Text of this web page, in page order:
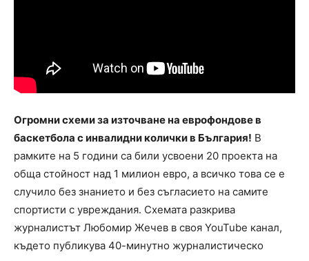
Огромни схеми за източване на еврофондове в
баскетбола с инвалидни колички в България! В
рамките на 5 години са били усвоени 20 проекта на
обща стойност над 1 милион евро, а всичко това се е
случило без знанието и без съгласието на самите
спортисти с увреждания. Схемата разкрива
журналистът Любомир Жечев в своя YouTube канал,
където публикува 40-минутно журналистическо